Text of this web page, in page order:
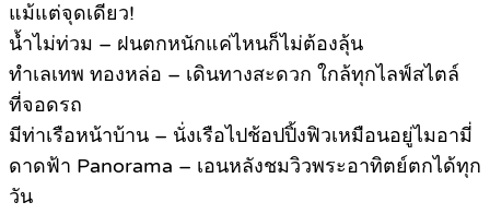
แม้แต่จุดเดียว!
น้ำไม่ท่วม – ฝนตกหนักแค่ไหนก็ไม่ต้องลุ้น
ทำเลเทพ ทองหล่อ – เดินทางสะดวก ใกล้ทุกไลฟ์สไตล์
ที่จอดรถ
มีท่าเรือหน้าบ้าน – นั่งเรือไปช้อปปิ้งฟิวเหมือนอยู่ไมอามี่
ดาดฟ้า Panorama – เอนหลังชมวิวพระอาทิตย์ตกได้ทุก
วัน